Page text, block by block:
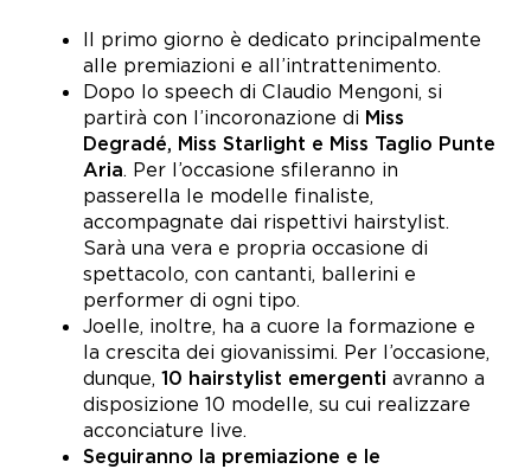
Il primo giorno è dedicato principalmente
alle premiazioni e all’intrattenimento.
Dopo lo speech di Claudio Mengoni, si
partirà con l’incoronazione di Miss
Degradé, Miss Starlight e Miss Taglio Punte
Aria. Per l’occasione sfileranno in
passerella le modelle finaliste,
accompagnate dai rispettivi hairstylist.
Sarà una vera e propria occasione di
spettacolo, con cantanti, ballerini e
performer di ogni tipo.
Joelle, inoltre, ha a cuore la formazione e
la crescita dei giovanissimi. Per l’occasione,
dunque, 10 hairstylist emergenti avranno a
disposizione 10 modelle, su cui realizzare
acconciature live.
Seguiranno la premiazione e le